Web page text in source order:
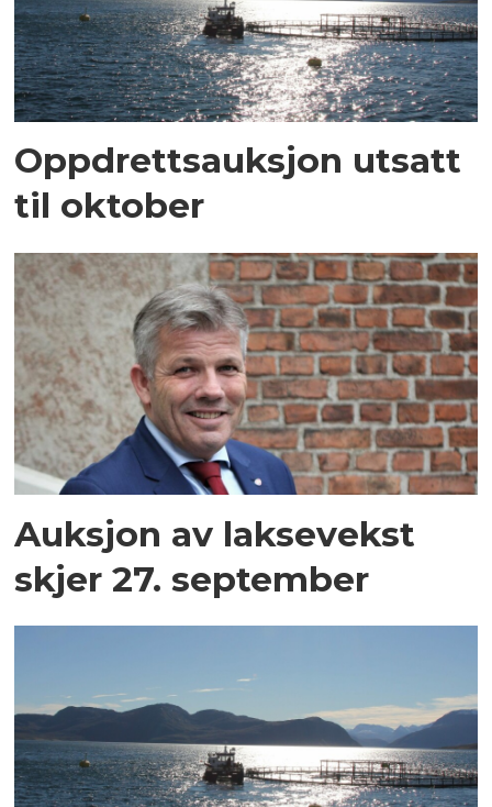
Oppdrettsauksjon utsatt
til oktober
Auksjon av laksevekst
skjer 27. september